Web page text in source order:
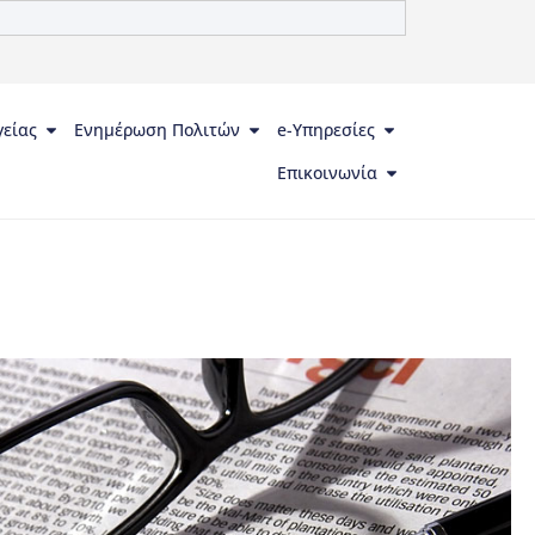
Ενημέρωση Πολιτών
e-Υπηρεσίες
Επικοινωνία